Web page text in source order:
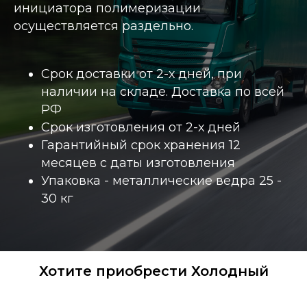
инициатора полимеризации
осуществляется раздельно.
Срок доставки от 2-х дней, при
наличии на складе. Доставка по всей
РФ
Срок изготовления от 2-х дней
Гарантийный срок хранения 12
месяцев с даты изготовления
Упаковка - металлические ведра 25 -
30 кг
Хотите приобрести Холодный